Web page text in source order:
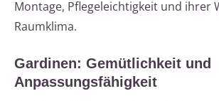
Montage, Pflegeleichtigkeit und ihrer
Raumklima.
Gardinen: Gemütlichkeit und
Anpassungsfähigkeit